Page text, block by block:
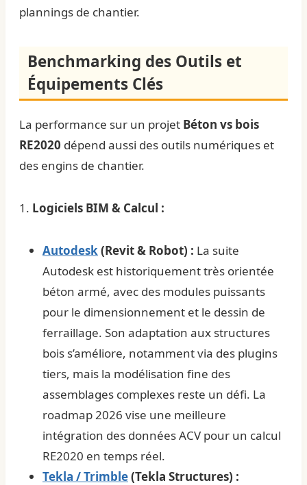
plannings de chantier.
Benchmarking des Outils et
Équipements Clés
La performance sur un projet Béton vs bois
RE2020 dépend aussi des outils numériques et
des engins de chantier.
1. Logiciels BIM & Calcul :
Autodesk(Revit & Robot) : La suite
Autodesk est historiquement très orientée
béton armé, avec des modules puissants
pour le dimensionnement et le dessin de
ferraillage. Son adaptation aux structures
bois s’améliore, notamment via des plugins
tiers, mais la modélisation fine des
assemblages complexes reste un défi. La
roadmap 2026 vise une meilleure
intégration des données ACV pour un calcul
RE2020 en temps réel.
Tekla / Trimble(Tekla Structures) :